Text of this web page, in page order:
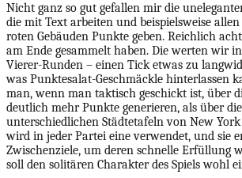
Nicht ganz so gut gefallen mir die
die mit Text arbeiten und beispielsweise allen
roten Gebäuden Punkte geben. Reichlich
am Ende gesammelt haben. Die werten wir
Vierer-Runden – einen Tick etwas zu
was Punktesalat-Geschmäckle hinterlassen
man, wenn man taktisch geschickt ist, über
deutlich mehr Punkte generieren, als über
unterschiedlichen Städtetafeln von New York
wird in jeder Partei eine verwendet, und sie
Zwischenziele, um deren schnelle Erfüllung
soll den solitären Charakter des Spiels wohl